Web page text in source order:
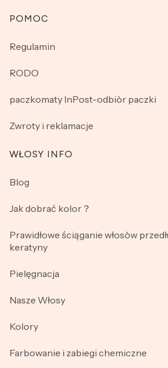
Linki w stopce
POMOC
Regulamin
RODO
paczkomaty InPost-odbiòr paczki
Zwroty i reklamacje
WŁOSY INFO
Blog
Jak dobrać kolor？
Prawidłowe ściąganie włosòw
keratyny
Pielęgnacja
Nasze Włosy
Kolory
Farbowanie i zabiegi chemiczne